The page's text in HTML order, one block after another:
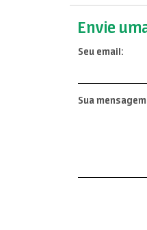
Envie
Seu email:
Sua